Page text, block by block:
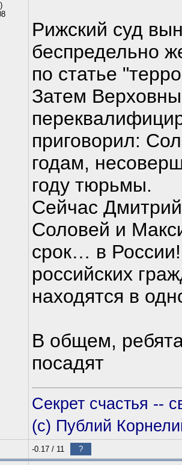
Рижский суд
беспредельно
по статье
Затем
приговорил:
годам,
году тюрьмы.
Сейчас
Соловей и
срок… в
российских
находятся в
В общем,
посадят
Секрет счастья --
(с) Публий
-0.17 / 11 ?